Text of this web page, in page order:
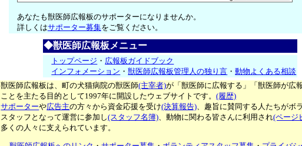
あなたも獣医師広報板のサポーターになりませんか。
詳しくはサポーター募集をご覧ください。
◆獣医師広報板メニュー
トップページ ・ 広報板ガイドブック
インフォメーション ・獣医師広報板管理人の独り言 ・動物よくある相談
獣医師広報板は、町の犬猫病院の獣医師(主宰者)が「獣医師に広報する」「獣医師が広
ことを主たる目的として1997年に開設したウェブサイトです。(履歴)
サポーターや広告主の方々から資金応援を受け(決算報告)、趣旨に賛同する人たちがボ
スタッフとなって運営に参加し(スタッフ名簿)、動物に関わる皆さんに利用され(ページ
多くの人々に支えられています。